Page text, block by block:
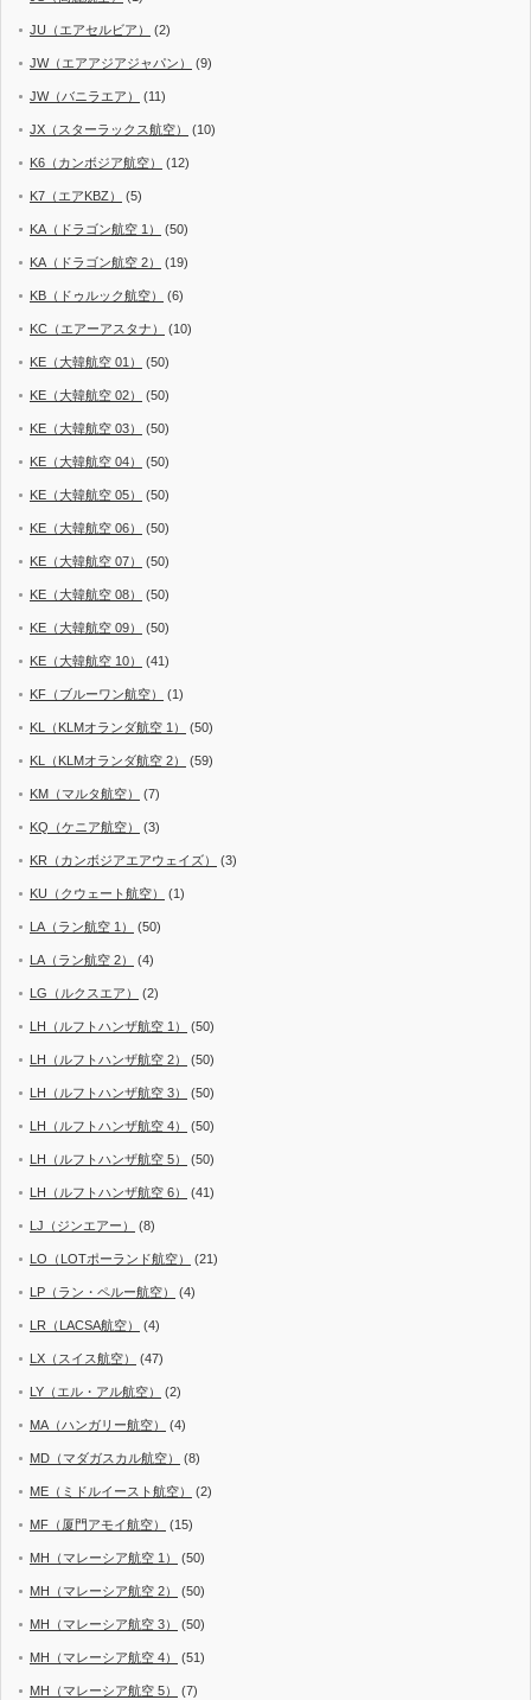
JU（エアセルビア） (2)
JW（エアアジアジャパン） (9)
JW（バニラエア） (11)
JX（スターラックス航空） (10)
K6（カンボジア航空） (12)
K7（エアKBZ） (5)
KA（ドラゴン航空 1） (50)
KA（ドラゴン航空 2） (19)
KB（ドゥルック航空） (6)
KC（エアーアスタナ） (10)
KE（大韓航空 01） (50)
KE（大韓航空 02） (50)
KE（大韓航空 03） (50)
KE（大韓航空 04） (50)
KE（大韓航空 05） (50)
KE（大韓航空 06） (50)
KE（大韓航空 07） (50)
KE（大韓航空 08） (50)
KE（大韓航空 09） (50)
KE（大韓航空 10） (41)
KF（ブルーワン航空） (1)
KL（KLMオランダ航空 1） (50)
KL（KLMオランダ航空 2） (59)
KM（マルタ航空） (7)
KQ（ケニア航空） (3)
KR（カンボジアエアウェイズ） (3)
KU（クウェート航空） (1)
LA（ラン航空 1） (50)
LA（ラン航空 2） (4)
LG（ルクスエア） (2)
LH（ルフトハンザ航空 1） (50)
LH（ルフトハンザ航空 2） (50)
LH（ルフトハンザ航空 3） (50)
LH（ルフトハンザ航空 4） (50)
LH（ルフトハンザ航空 5） (50)
LH（ルフトハンザ航空 6） (41)
LJ（ジンエアー） (8)
LO（LOTポーランド航空） (21)
LP（ラン・ペルー航空） (4)
LR（LACSA航空） (4)
LX（スイス航空） (47)
LY（エル・アル航空） (2)
MA（ハンガリー航空） (4)
MD（マダガスカル航空） (8)
ME（ミドルイースト航空） (2)
MF（厦門アモイ航空） (15)
MH（マレーシア航空 1） (50)
MH（マレーシア航空 2） (50)
MH（マレーシア航空 3） (50)
MH（マレーシア航空 4） (51)
MH（マレーシア航空 5） (7)